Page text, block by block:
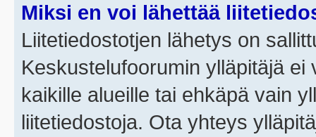
Miksi en voi lähettää
Liitetiedostotjen lähetys on
Keskustelufoorumin ylläpitäjä
kaikille alueille tai ehkäpä vain
liitetiedostoja. Ota yhteys